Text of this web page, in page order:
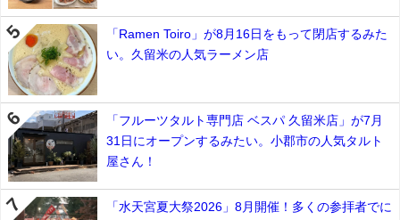
「Ramen Toiro」が8月16日をもって閉店するみた
い。久留米の人気ラーメン店
「フルーツタルト専門店 ベスパ 久留米店」が7月
31日にオープンするみたい。小郡市の人気タルト
屋さん！
「水天宮夏大祭2026」8月開催！多くの参拝者でに